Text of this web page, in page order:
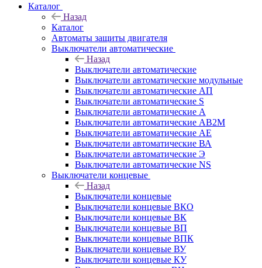
Каталог
Назад
Каталог
Автоматы защиты двигателя
Выключатели автоматические
Назад
Выключатели автоматические
Выключатели автоматические модульные
Выключатели автоматические АП
Выключатели автоматические S
Выключатели автоматические А
Выключатели автоматические АВ2М
Выключатели автоматические АЕ
Выключатели автоматические ВА
Выключатели автоматические Э
Выключатели автоматические NS
Выключатели концевые
Назад
Выключатели концевые
Выключатели концевые ВКО
Выключатели концевые ВК
Выключатели концевые ВП
Выключатели концевые ВПК
Выключатели концевые ВУ
Выключатели концевые КУ